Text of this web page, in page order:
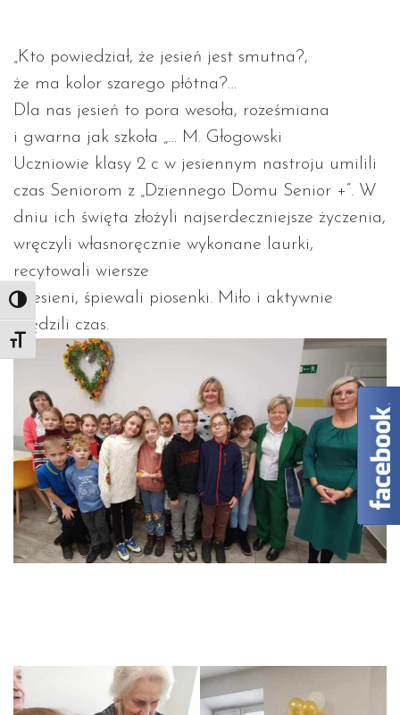
Toggle High Contrast
Toggle Font size
„Kto powiedział, że jesień jest smutna?,
że ma kolor szarego płótna?…
Dla nas jesień to pora wesoła, roześmiana
i gwarna jak szkoła „… M. Głogowski
Uczniowie klasy 2 c w jesiennym nastroju umilili
czas Seniorom z „Dziennego Domu Senior +”. W
dniu ich święta złożyli najserdeczniejsze życzenia,
wręczyli własnoręcznie wykonane laurki,
recytowali wiersze
o jesieni, śpiewali piosenki. Miło i aktywnie
spędzili czas.